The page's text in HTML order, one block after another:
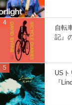
自転
記』
USト
『